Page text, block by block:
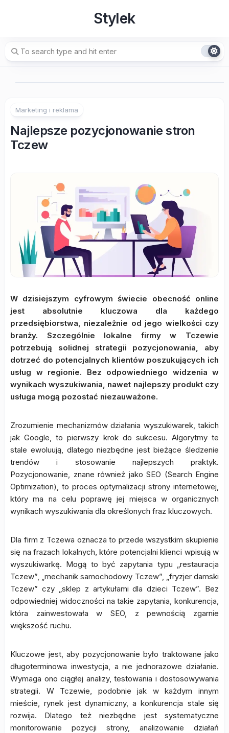
Stylek
Marketing i reklama
Najlepsze pozycjonowanie stron
Tczew
W dzisiejszym cyfrowym świecie obecność online
jest absolutnie kluczowa dla każdego
przedsiębiorstwa, niezależnie od jego wielkości czy
branży. Szczególnie lokalne firmy w Tczewie
potrzebują solidnej strategii pozycjonowania, aby
dotrzeć do potencjalnych klientów poszukujących ich
usług w regionie. Bez odpowiedniego widzenia w
wynikach wyszukiwania, nawet najlepszy produkt czy
usługa mogą pozostać niezauważone.
Zrozumienie mechanizmów działania wyszukiwarek, takich
jak Google, to pierwszy krok do sukcesu. Algorytmy te
stale ewoluują, dlatego niezbędne jest bieżące śledzenie
trendów i stosowanie najlepszych praktyk.
Pozycjonowanie, znane również jako SEO (Search Engine
Optimization), to proces optymalizacji strony internetowej,
który ma na celu poprawę jej miejsca w organicznych
wynikach wyszukiwania dla określonych fraz kluczowych.
Dla firm z Tczewa oznacza to przede wszystkim skupienie
się na frazach lokalnych, które potencjalni klienci wpisują w
wyszukiwarkę. Mogą to być zapytania typu „restauracja
Tczew”, „mechanik samochodowy Tczew”, „fryzjer damski
Tczew” czy „sklep z artykułami dla dzieci Tczew”. Bez
odpowiedniej widoczności na takie zapytania, konkurencja,
która zainwestowała w SEO, z pewnością zgarnie
większość ruchu.
Kluczowe jest, aby pozycjonowanie było traktowane jako
długoterminowa inwestycja, a nie jednorazowe działanie.
Wymaga ono ciągłej analizy, testowania i dostosowywania
strategii. W Tczewie, podobnie jak w każdym innym
mieście, rynek jest dynamiczny, a konkurencja stale się
rozwija. Dlatego też niezbędne jest systematyczne
monitorowanie pozycji strony, analizowanie działań